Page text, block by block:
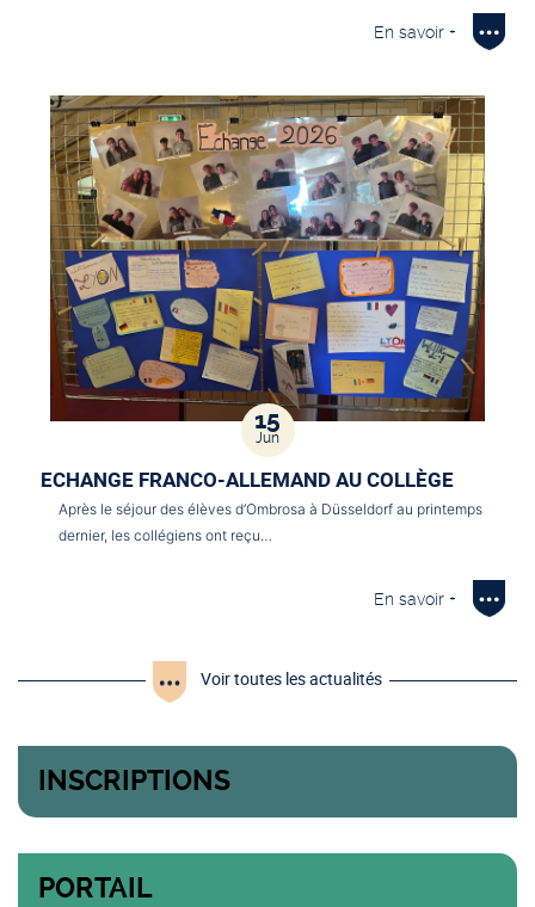
En savoir +
15
Jun
ECHANGE FRANCO-ALLEMAND AU COLLÈGE
Après le séjour des élèves d’Ombrosa à Düsseldorf au printemps
dernier, les collégiens ont reçu…
En savoir +
Voir toutes les actualités
INSCRIPTIONS
PORTAIL